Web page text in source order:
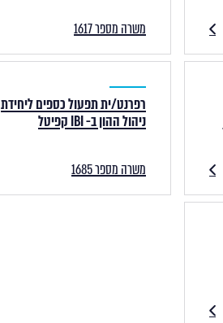
משרה מספר 1617
רפרנט/ית תפעול כספים ליחידת
ניהול ההון ב- IBI קפיטל
משרה מספר 1685